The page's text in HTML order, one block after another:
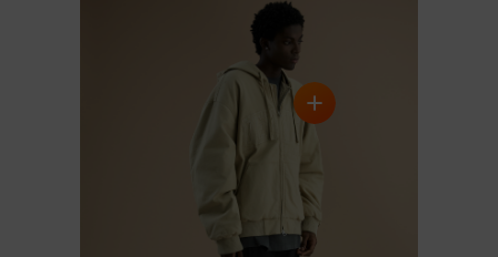
BLACK
OUTFIT VIEW